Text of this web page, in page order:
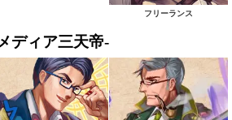
フリーランス
ディア三天帝-